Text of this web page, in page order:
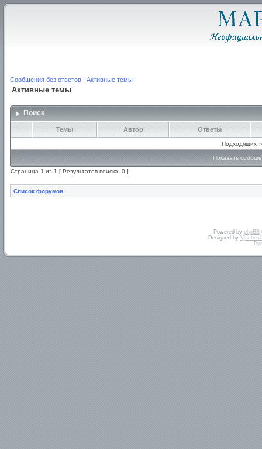
Сообщения без ответов | Активные темы
Активные темы
Поиск
Темы Автор Ответы
Подходящих
Показать
Страница 1 из 1 [ Результатов поиска: 0 ]
Список форумов
Powered by phpBB
Designed by